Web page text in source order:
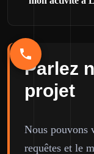
Parlez
projet
Nous pouvons
requêtes et le